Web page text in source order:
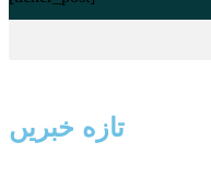
تازه خبریں